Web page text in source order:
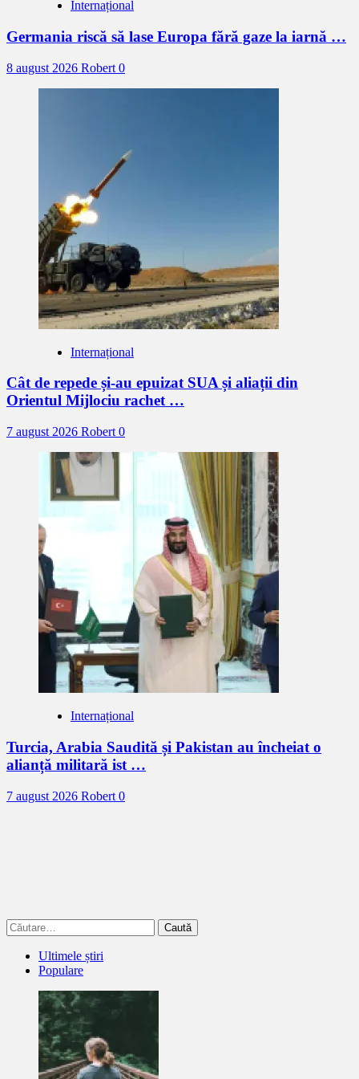
Internațional
Germania riscă să lase Europa fără gaze la iarnă …
8 august 2026 Robert 0
Internațional
Cât de repede și-au epuizat SUA și aliații din
Orientul Mijlociu rachet …
7 august 2026 Robert 0
Internațional
Turcia, Arabia Saudită și Pakistan au încheiat o
alianță militară ist …
7 august 2026 Robert 0
Caută
după:
Ultimele știri
Populare